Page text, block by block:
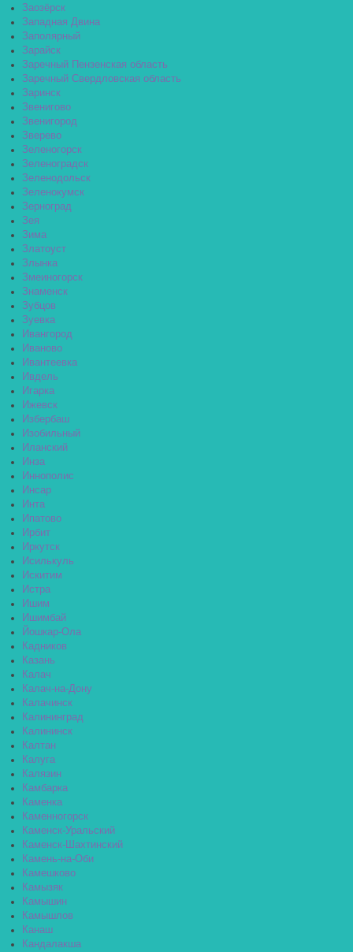
Заозёрск
Западная Двина
Заполярный
Зарайск
Заречный Пензенская область
Заречный Свердловская область
Заринск
Звенигово
Звенигород
Зверево
Зеленогорск
Зеленоградск
Зеленодольск
Зеленокумск
Зерноград
Зея
Зима
Златоуст
Злынка
Змеиногорск
Знаменск
Зубцов
Зуевка
Ивангород
Иваново
Ивантеевка
Ивдель
Игарка
Ижевск
Избербаш
Изобильный
Иланский
Инза
Иннополис
Инсар
Инта
Ипатово
Ирбит
Иркутск
Исилькуль
Искитим
Истра
Ишим
Ишимбай
Йошкар-Ола
Кадников
Казань
Калач
Калач-на-Дону
Калачинск
Калининград
Калининск
Калтан
Калуга
Калязин
Камбарка
Каменка
Каменногорск
Каменск-Уральский
Каменск-Шахтинский
Камень-на-Оби
Камешково
Камызяк
Камышин
Камышлов
Канаш
Кандалакша